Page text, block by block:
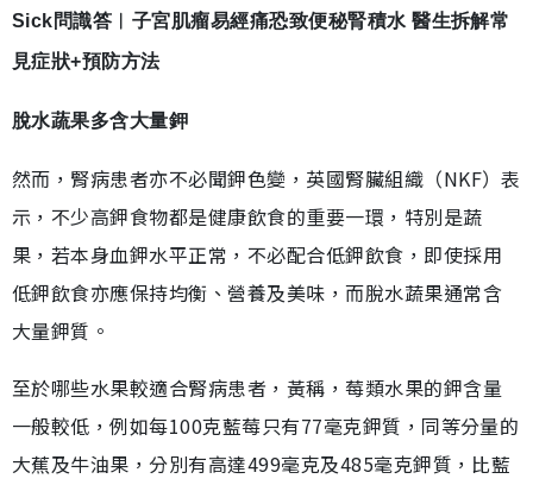
Sick問識答︳子宮肌瘤易經痛恐致便秘腎積水 醫生拆解常
見症狀+預防方法
脫水蔬果多含大量鉀
然而，腎病患者亦不必聞鉀色變，英國腎臟組織（NKF）表
示，不少高鉀食物都是健康飲食的重要一環，特別是蔬
果，若本身血鉀水平正常，不必配合低鉀飲食，即使採用
低鉀飲食亦應保持均衡、營養及美味，而脫水蔬果通常含
大量鉀質。
至於哪些水果較適合腎病患者，黃稱，莓類水果的鉀含量
一般較低，例如每100克藍莓只有77毫克鉀質，同等分量的
大蕉及牛油果，分別有高達499毫克及485毫克鉀質，比藍